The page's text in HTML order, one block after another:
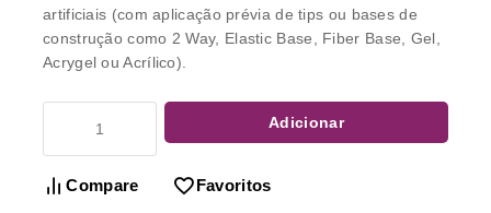
artificiais (com aplicação prévia de tips ou bases de
construção como 2 Way, Elastic Base, Fiber Base, Gel,
Acrygel ou Acrílico).
Adicionar
Compare Favoritos